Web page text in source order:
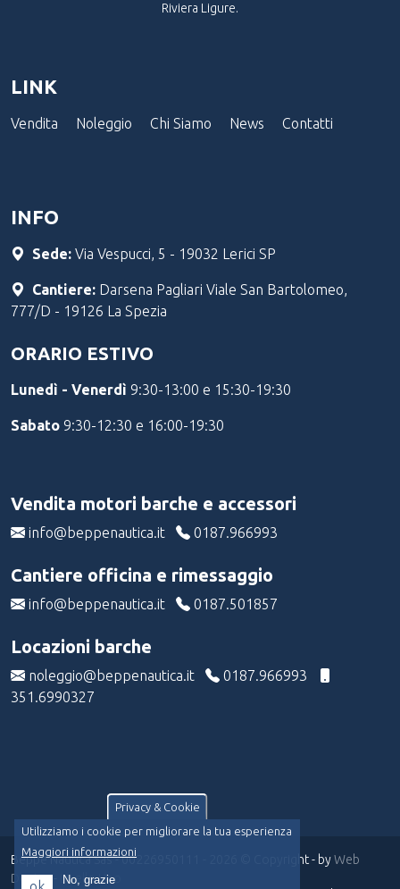
Riviera Ligure.
LINK
Vendita Noleggio Chi Siamo News Contatti
INFO
Sede: Via Vespucci, 5 - 19032 Lerici SP
Cantiere: Darsena Pagliari Viale San Bartolomeo,
777/D - 19126 La Spezia
ORARIO ESTIVO
Lunedì - Venerdì 9:30-13:00 e 15:30-19:30
Sabato 9:30-12:30 e 16:00-19:30
Vendita motori barche e accessori
info@beppenautica.it 0187.966993
Cantiere officina e rimessaggio
info@beppenautica.it 0187.501857
Locazioni barche
noleggio@beppenautica.it
0187.966993
351.6990327
Beppe Nautica Sas - 00226950111 - 2026 © Copyright - byWeb
Doctor- Livello Uno
Privacy & Cookie
Utilizziamo i cookie per migliorare la tua esperienza
Maggiori informazioni
No, grazie